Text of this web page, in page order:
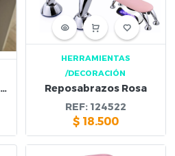
Reposabrazos grande Rosa
HERRAMIENTAS
/DECORACIÓN
Reposabrazos Rosa
REF: 124522
$ 18.500